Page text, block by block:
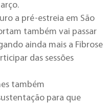
a pré-estreia em São
também vai passar
ainda mais a Fibrose
das sessões
também
para que